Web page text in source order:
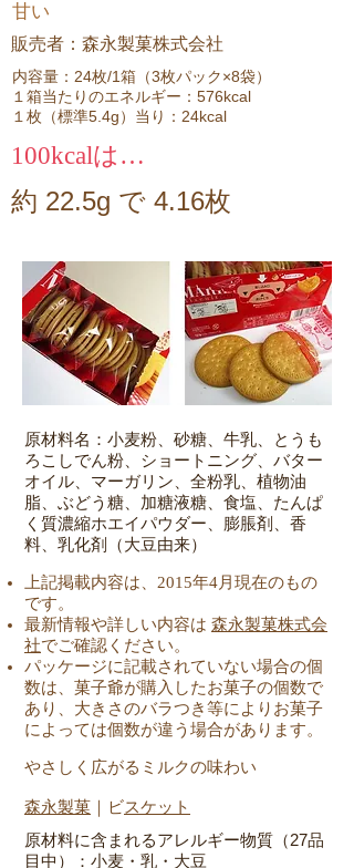
甘い
販売者：森永製菓株式会社
内容量：24枚/1箱（3枚パック×8袋）
１箱当たりのエネルギー：576kcal
１枚（標準5.4g）当り：24kcal
100kcalは…
約 22.5g で 4.16枚
原材料名：小麦粉、砂糖、牛乳、とうも
ろこしでん粉、ショートニング、バター
オイル、マーガリン、全粉乳、植物油
脂、ぶどう糖、加糖液糖、食塩、たんぱ
く質濃縮ホエイパウダー、膨脹剤、香
料、乳化剤（大豆由来）
上記掲載内容は、2015年4月現在のもの
です。
最新情報や詳しい内容は 森永製菓株式会
社でご確認ください。
パッケージに記載されていない場合の個
数は、菓子爺が購入したお菓子の個数で
あり、大きさのバラつき等によりお菓子
によっては個数が違う場合があります。
​やさしく広がるミルクの味わい
森永製菓 ｜ビスケット
原材料に含まれるアレルギー物質（27品
目中）：小麦・乳・大豆